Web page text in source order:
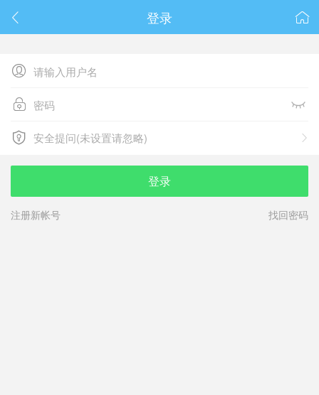
 
登录

 
 
安全提问(未设置请忽略)
安全提问(未设置请忽略)
登录
注册新帐号 找回密码